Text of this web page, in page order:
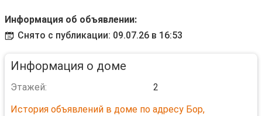
Информация об объявлении:
Снято с публикации: 09.07.26 в 16:53
Информация о доме
Этажей:
2
История объявлений в доме по адресу Бор,